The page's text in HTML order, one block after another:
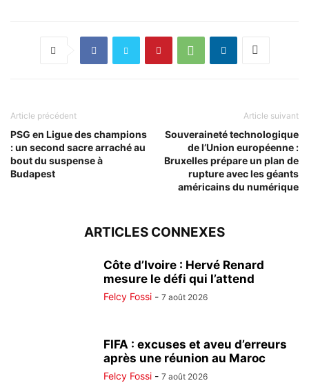
Article précédent
PSG en Ligue des champions
: un second sacre arraché au
bout du suspense à
Budapest
Article suivant
Souveraineté technologique
de l’Union européenne :
Bruxelles prépare un plan de
rupture avec les géants
américains du numérique
ARTICLES CONNEXES
Côte d’Ivoire : Hervé Renard
mesure le défi qui l’attend
Felcy Fossi - 7 août 2026
FIFA : excuses et aveu d’erreurs
après une réunion au Maroc
Felcy Fossi - 7 août 2026